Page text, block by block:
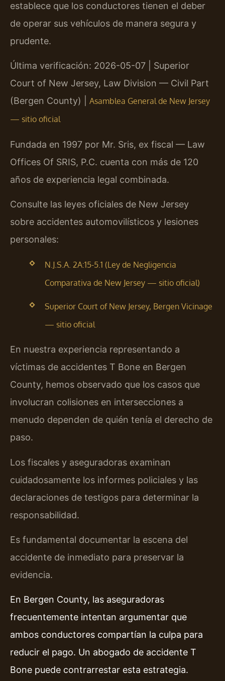
establece que los conductores tienen el deber
de operar sus vehículos de manera segura y
prudente.
Última verificación: 2026-05-07 | Superior
Court of New Jersey, Law Division — Civil Part
(Bergen County) | Asamblea General de New Jersey
— sitio oficial
Fundada en 1997 por Mr. Sris, ex fiscal — Law
Offices Of SRIS, P.C. cuenta con más de 120
años de experiencia legal combinada.
Consulte las leyes oficiales de New Jersey
sobre accidentes automovilísticos y lesiones
personales:
N.J.S.A. 2A:15-5.1 (Ley de Negligencia
Comparativa de New Jersey — sitio oficial)
Superior Court of New Jersey, Bergen Vicinage
— sitio oficial
En nuestra experiencia representando a
víctimas de accidentes T Bone en Bergen
County, hemos observado que los casos que
involucran colisiones en intersecciones a
menudo dependen de quién tenía el derecho de
paso.
Los fiscales y aseguradoras examinan
cuidadosamente los informes policiales y las
declaraciones de testigos para determinar la
responsabilidad.
Es fundamental documentar la escena del
accidente de inmediato para preservar la
evidencia.
En Bergen County, las aseguradoras
frecuentemente intentan argumentar que
ambos conductores compartían la culpa para
reducir el pago. Un abogado de accidente T
Bone puede contrarrestar esta estrategia.